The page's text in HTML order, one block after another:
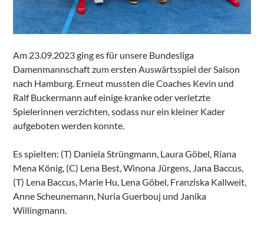
Am 23.09.2023 ging es für unsere Bundesliga
Damenmannschaft zum ersten Auswärtsspiel der Saison
nach Hamburg. Erneut mussten die Coaches Kevin und
Ralf Buckermann auf einige kranke oder verletzte
Spielerinnen verzichten, sodass nur ein kleiner Kader
aufgeboten werden konnte.
Es spielten: (T) Daniela Strüngmann, Laura Göbel, Riana
Mena König, (C) Lena Best, Winona Jürgens, Jana Baccus,
(T) Lena Baccus, Marie Hu, Lena Göbel, Franziska Kallweit,
Anne Scheunemann, Nuria Guerbouj und Janika
Willingmann.